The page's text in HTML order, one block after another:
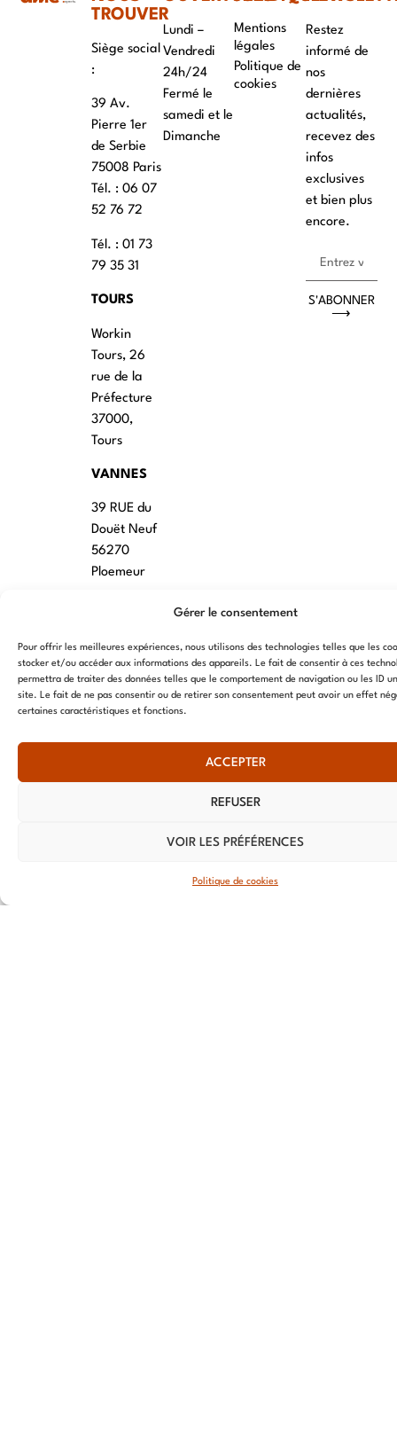
Gérer le consentement
Pour offrir les meilleures expériences, nous utilisons des technologies telles que les
stocker et/ou accéder aux informations des appareils. Le fait de consentir à ces
permettra de traiter des données telles que le comportement de navigation ou les ID
site. Le fait de ne pas consentir ou de retirer son consentement peut avoir un effet
certaines caractéristiques et fonctions.
ACCEPTER
REFUSER
VOIR LES PRÉFÉRENCES
Politique de cookies
TROUVER
Siège social
:
39 Av.
Pierre 1er
de Serbie
75008 Paris
Tél. : ‭06 07
52 76 72
Tél. : 01 73
79 35 31
TOURS
Workin
Tours, 26
rue de la
Préfecture
37000,
Tours
VANNES
39 RUE du
Douët Neuf
56270
Ploemeur
13 RUE
Nationale
59800 Lille
LYON
STRASBOURG
Lundi –
Vendredi
24h/24
Fermé le
samedi et le
Dimanche
Mentions
légales
Politique de
cookies
Restez
informé de
nos
dernières
actualités,
recevez des
infos
exclusives
et bien plus
encore.
S'ABONNER
⟶